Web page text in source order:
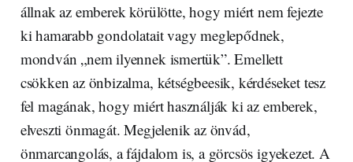
állnak az emberek körülötte, hogy miért nem fejezte
ki hamarabb gondolatait vagy meglepődnek,
mondván „nem ilyennek ismertük”. Emellett
csökken az önbizalma, kétségbeesik, kérdéseket tesz
fel magának, hogy miért használják ki az emberek,
elveszti önmagát. Megjelenik az önvád,
önmarcangolás, a fájdalom is, a görcsös igyekezet. A